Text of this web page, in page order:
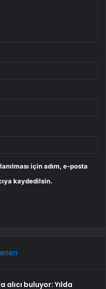
için adım, e-posta
kaydedilsin.
alıcı buluyor: Yılda